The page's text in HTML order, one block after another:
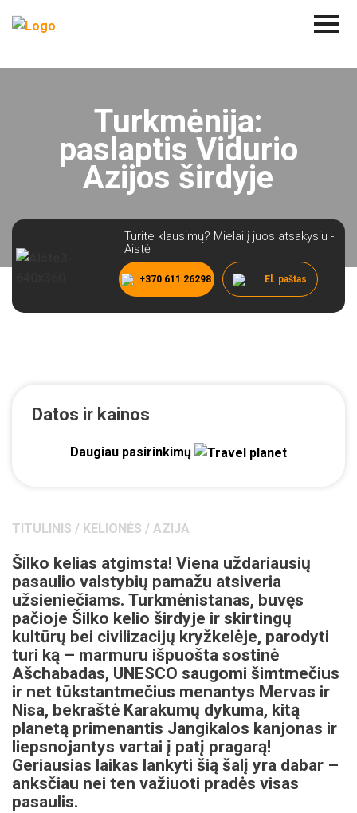
Turkmėnija:
paslaptis Vidurio
Azijos širdyje
TITULINIS / KELIONĖS / AZIJA
Šilko kelias atgimsta! Viena uždariausių
pasaulio valstybių pamažu atsiveria
užsieniečiams. Turkmėnistanas, buvęs
pačioje Šilko kelio širdyje ir skirtingų
kultūrų bei civilizacijų kryžkelėje, parodyti
turi ką – marmuru išpuošta sostinė
Ašchabadas, UNESCO saugomi šimtmečius
ir net tūkstantmečius menantys Mervas ir
Nisa, bekraštė Karakumų dykuma, kitą
planetą primenantis Jangikalos kanjonas ir
liepsnojantys vartai į patį pragarą!
Geriausias laikas lankyti šią šalį yra dabar –
anksčiau nei ten važiuoti pradės visas
pasaulis.
Datos ir kainos
Daugiau pasirinkimų
Turite klausimų? Mielai į juos atsakysiu -
Aistė
+370 611 26298 El. paštas